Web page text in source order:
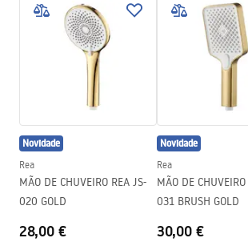
Largura
110mm
245mm
24 meses
Pielęgnacja
Pielęgnacja.pdf
Condições de garantia
Novidade
Rea
MÃO DE CHUVEIRO REA JS-
020 GOLD
28,00 €
Novidade
Rea
MÃO DE CHUVEIRO
031 BRUSH GOLD
30,00 €